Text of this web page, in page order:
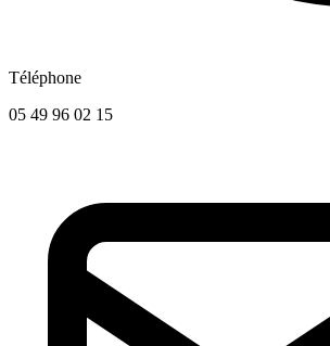
Téléphone
05 49 96 02 15